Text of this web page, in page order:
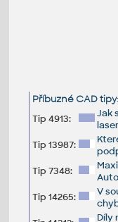
Příbuzné CAD tipy:
Tip 4913:
Jak
Tip 13987:
Tip 7348:
Tip 14265:
V
Díly